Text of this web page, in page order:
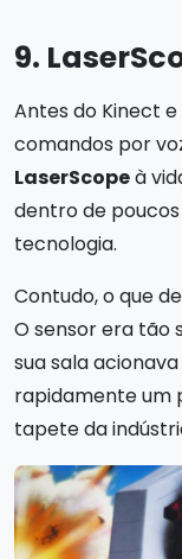
9.
Antes do Kinect
comandos por
LaserScopeà
dentro de
tecnologia.
Contudo, o que
O sensor era tão
sua sala
rapidamente um
tapete da